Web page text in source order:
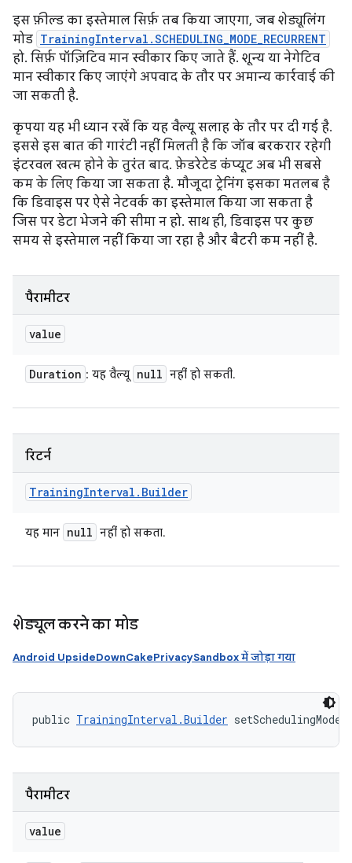
इस फ़ील्ड का इस्तेमाल सिर्फ़ तब किया जाएगा, जब शेड्यूलिंग
मोड TrainingInterval.SCHEDULING_MODE_RECURRENT
हो. सिर्फ़ पॉज़िटिव मान स्वीकार किए जाते हैं. शून्य या नेगेटिव
मान स्वीकार किए जाएंगे अपवाद के तौर पर अमान्य कार्रवाई की
जा सकती है.
कृपया यह भी ध्यान रखें कि यह वैल्यू सलाह के तौर पर दी गई है.
इससे इस बात की गारंटी नहीं मिलती है कि जॉब बरकरार रहेगी
इंटरवल खत्म होने के तुरंत बाद. फ़ेडरेटेड कंप्यूट अब भी सबसे
कम के लिए किया जा सकता है. मौजूदा ट्रेनिंग इसका मतलब है
कि डिवाइस पर ऐसे नेटवर्क का इस्तेमाल किया जा सकता है
जिस पर डेटा भेजने की सीमा न हो. साथ ही, डिवाइस पर कुछ
समय से इस्तेमाल नहीं किया जा रहा है और बैटरी कम नहीं है.
पैरामीटर
value
Duration : यह वैल्यू null नहीं हो सकती.
रिटर्न
TrainingInterval . Builder
यह मान null नहीं हो सकता.
शेड्यूल करने का मोड
Android UpsideDownCakePrivacySandbox में जोड़ा गया
public TrainingInterval.Builder
पैरामीटर
value